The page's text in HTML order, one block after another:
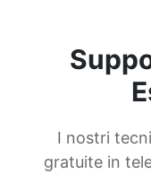
I nostri
gratuite in